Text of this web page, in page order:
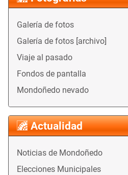
Galería de fotos
Galería de fotos [archivo]
Viaje al pasado
Fondos de pantalla
Mondoñedo nevado
Actualidad
Noticias de Mondoñedo
Elecciones Municipales